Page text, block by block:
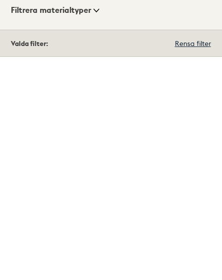
Visningsläge
Filtrera materialtyper
träffar
Valda filter: Rensa filter